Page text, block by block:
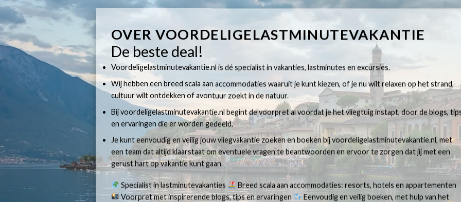
OVER VOORDELIGELASTMINUTEVAKANTIE
De beste deal!
Voordeligelastminutevakantie.nl is dé specialist in vakanties, lastminutes en excursies.
Wij hebben een breed scala aan accommodaties waaruit je kunt kiezen, of je nu wilt relaxen op het strand,
cultuur wilt ontdekken of avontuur zoekt in de natuur.
Bij voordeligelastminutevakantie.nl begint de voorpret al voordat je het vliegtuig instapt, door de blogs,
en ervaringen die er worden gedeeld.
Je kunt eenvoudig en veilig jouw vliegvakantie zoeken en boeken bij voordeligelastminutevakantie.nl, met
een team dat altijd klaarstaat om eventuele vragen te beantwoorden en ervoor te zorgen dat jij met een
gerust hart op vakantie kunt gaan.
Specialist in lastminutevakanties
Breed scala aan accommodaties: resorts, hotels en appartementen
Voorpret met inspirerende blogs, tips en ervaringen
Eenvoudig en veilig boeken, met hulp van het